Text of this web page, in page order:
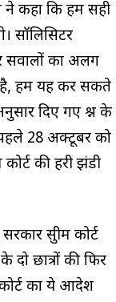
ने कहा कि हम सही
सॉलिसिटर
सवालों का अलग
है, हम यह कर सकते
दिए गए प्रश्न के
28 अक्टूबर को
की हरी झंडी
सुप्रीम कोर्ट
दो छात्रों की फिर
का ये आदेश